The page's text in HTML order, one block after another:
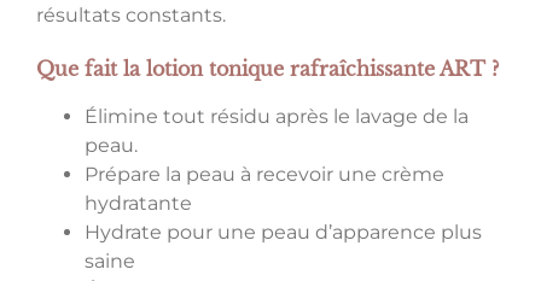
résultats constants.
Que fait la lotion tonique rafraîchissante ART ?
Élimine tout résidu après le lavage de la
peau.
Prépare la peau à recevoir une crème
hydratante
Hydrate pour une peau d’apparence plus
saine